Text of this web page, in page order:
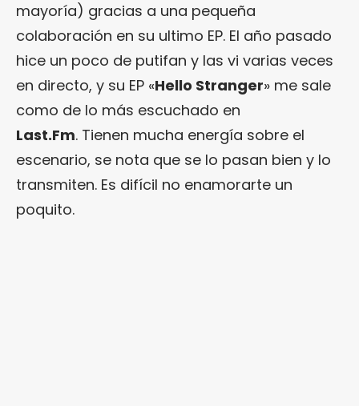
mayoría) gracias a una pequeña
colaboración en su ultimo EP. El año pasado
hice un poco de putifan y las vi varias veces
en directo, y su EP «Hello Stranger» me sale
como de lo más escuchado en
Last.Fm. Tienen mucha energía sobre el
escenario, se nota que se lo pasan bien y lo
transmiten. Es difícil no enamorarte un
poquito.